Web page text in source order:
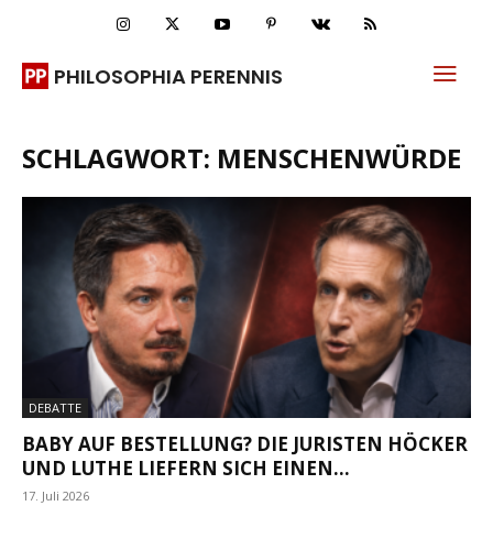
PHILOSOPHIA PERENNIS
SCHLAGWORT: MENSCHENWÜRDE
DEBATTE
BABY AUF BESTELLUNG? DIE JURISTEN HÖCKER
UND LUTHE LIEFERN SICH EINEN...
17. Juli 2026